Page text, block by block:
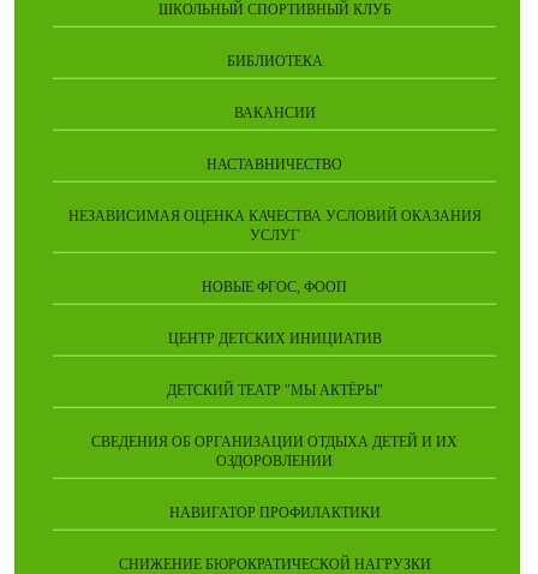
ШКОЛЬНЫЙ СПОРТИВНЫЙ КЛУБ
БИБЛИОТЕКА
ВАКАНСИИ
НАСТАВНИЧЕСТВО
НЕЗАВИСИМАЯ ОЦЕНКА КАЧЕСТВА УСЛОВИЙ ОКАЗАНИЯ
УСЛУГ
НОВЫЕ ФГОС, ФООП
ЦЕНТР ДЕТСКИХ ИНИЦИАТИВ
ДЕТСКИЙ ТЕАТР "МЫ АКТЁРЫ"
СВЕДЕНИЯ ОБ ОРГАНИЗАЦИИ ОТДЫХА ДЕТЕЙ И ИХ
ОЗДОРОВЛЕНИИ
НАВИГАТОР ПРОФИЛАКТИКИ
СНИЖЕНИЕ БЮРОКРАТИЧЕСКОЙ НАГРУЗКИ